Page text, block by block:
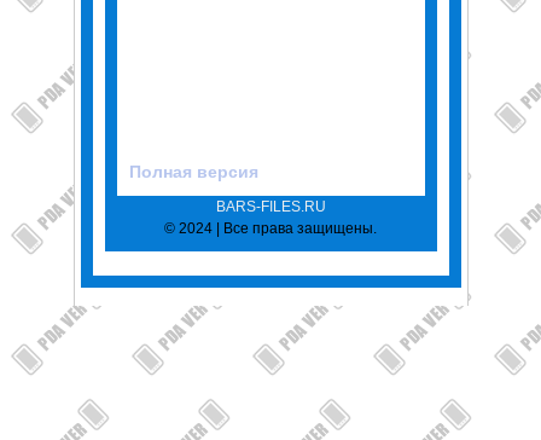
Полная версия
BARS-FILES.RU
© 2024 | Все права защищены.